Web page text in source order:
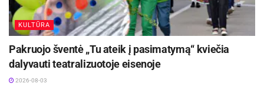
KULTŪRA
Pakruojo šventė „Tu ateik į pasimatymą“ kviečia
dalyvauti teatralizuotoje eisenoje
2026-08-03